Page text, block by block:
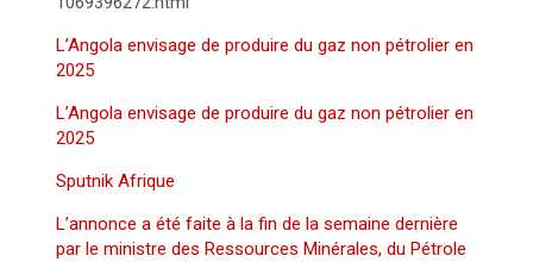
L’Angola envisage de produire du gaz non pétrolier en
2025
L’Angola envisage de produire du gaz non pétrolier en
2025
Sputnik Afrique
L’annonce a été faite à la fin de la semaine dernière
par le ministre des Ressources Minérales, du Pétrole